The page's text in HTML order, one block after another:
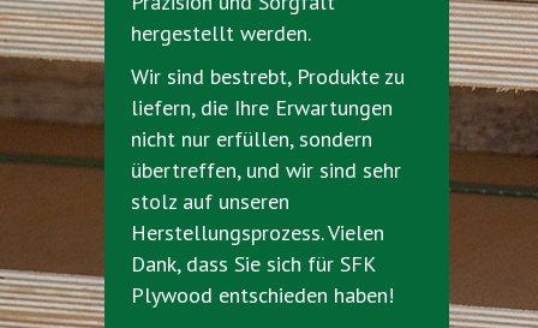
hergestellt werden.
Wir sind bestrebt, Produkte zu
liefern, die Ihre Erwartungen
nicht nur erfüllen, sondern
übertreffen, und wir sind sehr
stolz auf unseren
Herstellungsprozess. Vielen
Dank, dass Sie sich für SFK
Plywood entschieden haben!